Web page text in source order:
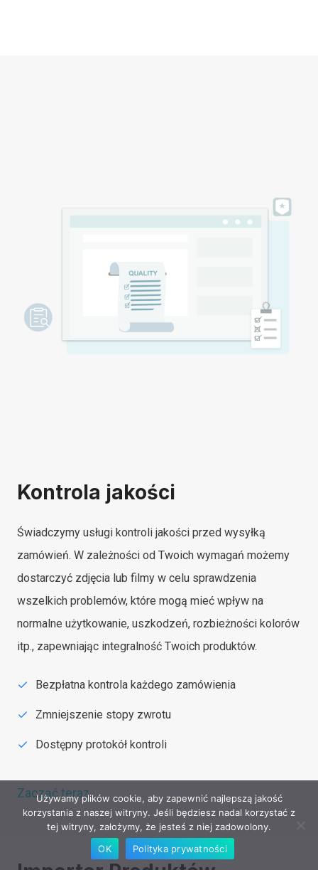
Kontrola jakości
Świadczymy usługi kontroli jakości przed wysyłką
zamówień. W zależności od Twoich wymagań możemy
dostarczyć zdjęcia lub filmy w celu sprawdzenia
wszelkich problemów, które mogą mieć wpływ na
normalne użytkowanie, uszkodzeń, rozbieżności kolorów
itp., zapewniając integralność Twoich produktów.
Bezpłatna kontrola każdego zamówienia
Zmniejszenie stopy zwrotu
Dostępny protokół kontroli
Zacząć teraz…
Używamy plików cookie, aby zapewnić najlepszą jakość
korzystania z naszej witryny. Jeśli będziesz nadal korzystać z
tej witryny, założymy, że jesteś z niej zadowolony.
OK
Polityka prywatności